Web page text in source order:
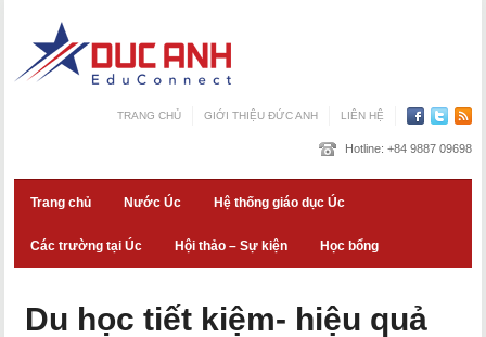
TRANG CHỦ GIỚI THIỆU ĐỨC ANH LIÊN HỆ
Hotline: +84 9887 09698
Trang chủ Nước Úc Hệ thống giáo dục Úc
Các trường tại Úc Hội thảo – Sự kiện Học bổng
Du học tiết kiệm- hiệu quả